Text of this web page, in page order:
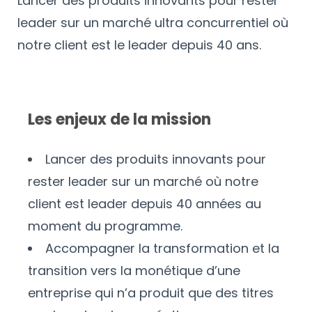
leader sur un marché ultra concurrentiel où
notre client est le leader depuis 40 ans.
Les enjeux de la mission
Lancer des produits innovants pour
rester leader sur un marché où notre
client est leader depuis 40 années au
moment du programme.
Accompagner la transformation et la
transition vers la monétique d’une
entreprise qui n’a produit que des titres